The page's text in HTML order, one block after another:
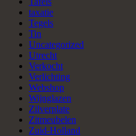
taxatie
Tegels
Tin
Uncategorized
Utrecht
Verkocht
Verlichting
Webshop
Wijnglazen
Zilverplate
Zitmeubelen
Zuid-Holland